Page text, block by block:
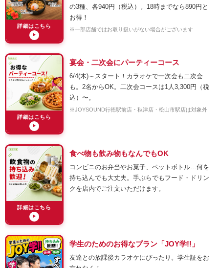
詳細はこちら
▶
の3種、各940円（税込）。18時までなら890円と
お得！
※一部店舗ではお取り扱いがない場合がございます
詳細はこちら
▶
宴会・二次会にパーティーコース
6/4(木)～スタート！カラオケで一次会も二次会
も。2名からOK。二次会コースは1人3,300円（税
込）〜。
※JOYSOUND行徳駅前店・秋津店・松山市駅店は対象外
詳細はこちら
▶
食べ物も飲み物もなんでもOK
コンビニのお弁当やお菓子、ペットボトル…何を
持ち込んでも大丈夫。手ぶらでもフード・ドリン
クを店内でご注文いただけます。
学生のためのお得なプラン「JOY学!!」
友達との放課後カラオケにぴったり。学生証をお